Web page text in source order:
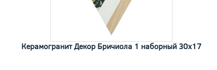
Керамогранит Декор Бричиола 1 наборный 30x17